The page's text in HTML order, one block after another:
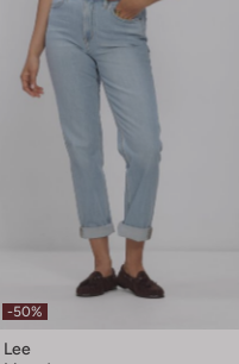
-50%
Lee